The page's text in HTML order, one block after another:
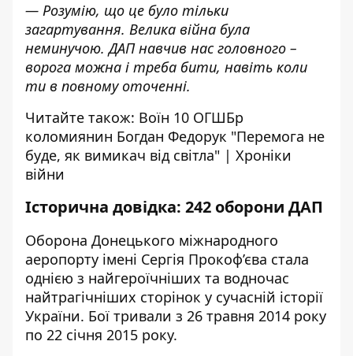
— Розумію, що це було тільки
загартування. Велика війна була
неминучою. ДАП навчив нас головного –
ворога можна і треба бити, навіть коли
ти в повному оточенні.
Читайте також: Воїн 10 ОГШБр
коломиянин Богдан Федорук "Перемога не
буде, як вимикач від світла" | Хроніки
війни
Історична довідка: 242 оборони ДАП
Оборона Донецького міжнародного
аеропорту імені Сергія Прокоф’єва стала
однією з найгероїчніших та водночас
найтрагічніших сторінок у сучасній історії
України. Бої тривали з 26 травня 2014 року
по 22 січня 2015 року.